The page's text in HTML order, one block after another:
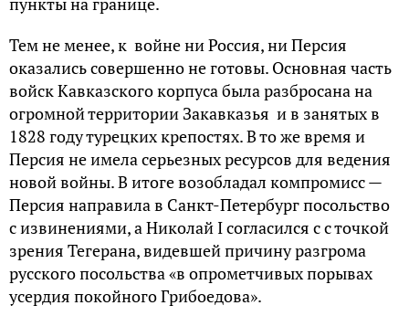
Тем не менее, к войне ни Россия, ни Персия
оказались совершенно не готовы. Основная часть
войск Кавказского корпуса была разбросана на
огромной территории Закавказья и в занятых в
1828 году турецких крепостях. В то же время и
Персия не имела серьезных ресурсов для ведения
новой войны. В итоге возобладал компромисс —
Персия направила в Санкт-Петербург посольство
с извинениями, а Николай I согласился с с точкой
зрения Тегерана, видевшей причину разгрома
русского посольства «в опрометчивых порывах
усердия покойного Грибоедова».